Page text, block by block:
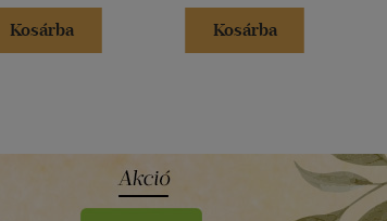
Kosárba
Kosárba